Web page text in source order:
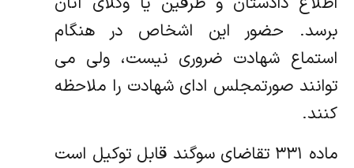
برسد. حضور این اشخاص در هنگام
استماع شهادت ضروری نیست، ولی می
توانند صورتمجلس ادای شهادت را ملاحظه
کنند.
ماده ۳۳۱ تقاضای سوگند قابل توکیل است